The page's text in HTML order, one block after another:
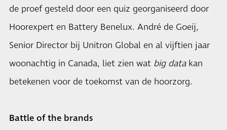
de proef gesteld door een quiz georganiseerd door
Hoorexpert en Battery Benelux. André de Goeij,
Senior Director bij Unitron Global en al vijftien jaar
woonachtig in Canada, liet zien wat big datakan
betekenen voor de toekomst van de hoorzorg.
Battle of the brands